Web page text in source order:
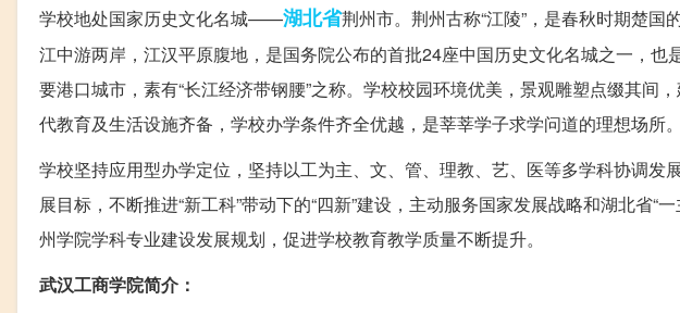
学校地处国家历史文化名城——湖北省荆州市。荆州古称“江陵”，是春秋时期楚
江中游两岸，江汉平原腹地，是国务院公布的首批24座中国历史文化名城之一，
要港口城市，素有“长江经济带钢腰”之称。学校校园环境优美，景观雕塑点缀其间
代教育及生活设施齐备，学校办学条件齐全优越，是莘莘学子求学问道的理想场所。
学校坚持应用型办学定位，坚持以工为主、文、管、理教、艺、医等多学科协调发
展目标，不断推进“新工科”带动下的“四新”建设，主动服务国家发展战略和湖北省“
州学院学科专业建设发展规划，促进学校教育教学质量不断提升。
武汉工商学院简介：